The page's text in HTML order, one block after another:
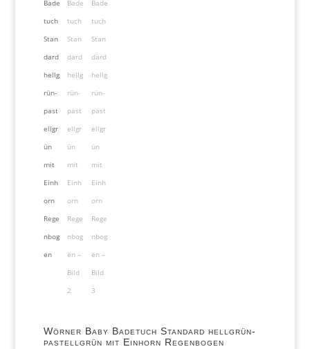
Wörner Baby Badetuch Standard hellgrün-
pastellgrün mit Einhorn Regenbogen